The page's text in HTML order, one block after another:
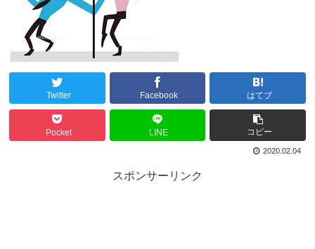
Twitter Facebook はてブ
Pocket LINE コピー
2020.02.04
スポンサーリンク